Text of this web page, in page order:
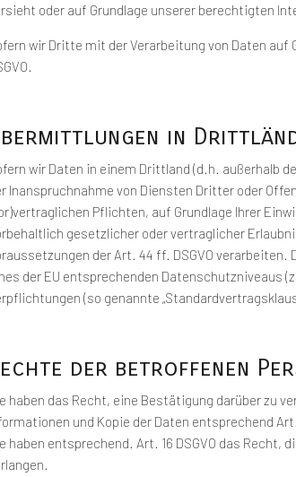
oder auf Grundlage unserer berechtigten
wir Dritte mit der Verarbeitung von Daten
in
wir Daten in einem Drittland (d.h. außerhalb
Inanspruchnahme von Diensten Dritter oder
Pflichten, auf Grundlage Ihrer
gesetzlicher oder vertraglicher
der Art. 44 ff. DSGVO
der EU entsprechenden Datenschutzniveaus
(so genannte
der betroffenen
haben das Recht, eine Bestätigung darüber zu
und Kopie der Daten entsprechend Art.
haben entsprechend. Art. 16 DSGVO das